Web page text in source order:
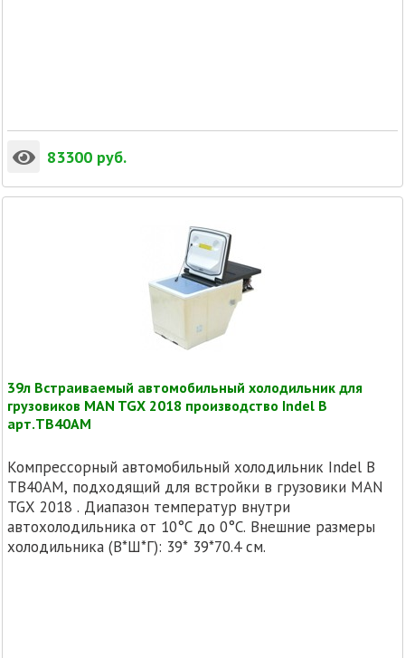
83300 руб.
39л Встраиваемый автомобильный холодильник для
грузовиков MAN TGX 2018 производство Indel B
арт.TB40AM
Компрессорный автомобильный холодильник Indel B
TB40AM, подходящий для встройки в грузовики MAN
TGX 2018 . Диапазон температур внутри
автохолодильника от 10°C до 0°C. Внешние размеры
холодильника (В*Ш*Г): 39* 39*70.4 см.